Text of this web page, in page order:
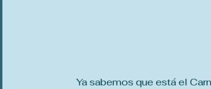
Ya sabemos que está el